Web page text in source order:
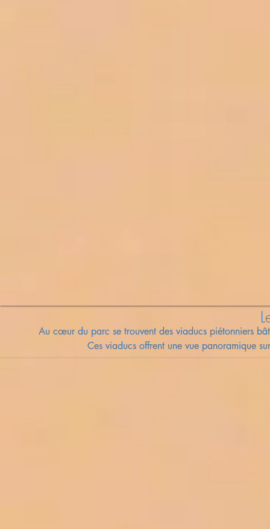
Au cœur du parc se trouvent des viaducs piétonniers
Ces viaducs offrent une vue panoramique